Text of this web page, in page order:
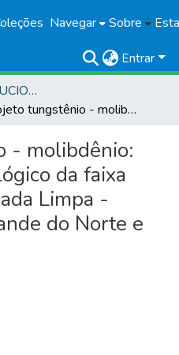
Navegar Sobre
Entrar
PRODUÇÃO INSTITUCIONAL
Projeto tungstênio - molibdênio: mapeamento geológico da faixa scheelitífera Malhada Limpa - Timbaúba, Rio Grande do Norte e Paraíba
- molibdênio:
da faixa
Limpa -
do Norte e